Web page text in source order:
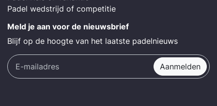
Padel wedstrijd of competitie
Meld je aan voor de nieuwsbrief
Blijf op de hoogte van het laatste padelnieuws
Aanmelden